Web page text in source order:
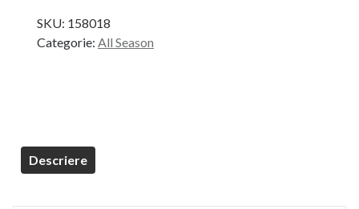
SKU: 158018
Categorie: All Season
Descriere